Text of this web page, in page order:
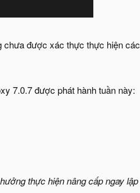
chưa được xác thực thực hiện các
7.0.7 được phát hành tuần này:
thực hiện nâng cấp ngay lập